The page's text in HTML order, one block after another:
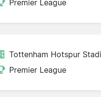
Premier League
Tottenham Hotspur
Premier League